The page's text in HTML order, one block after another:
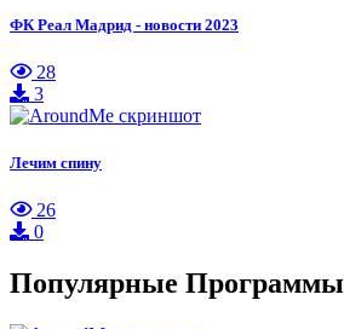
ФК Реал Мадрид - новости 2023
28
3
Лечим спину
26
0
Популярные Программы